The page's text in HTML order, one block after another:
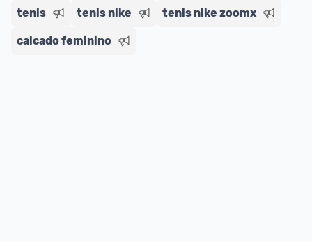
tenis
tenis nike tenis nike zoomx
calcado feminino